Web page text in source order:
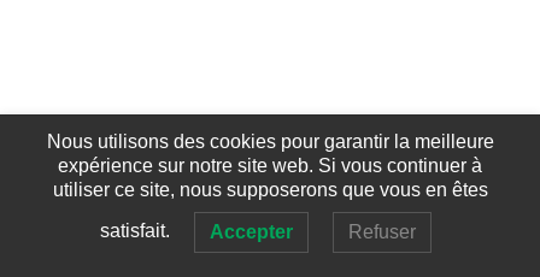
Nous utilisons des cookies pour garantir la meilleure
expérience sur notre site web. Si vous continuer à
utiliser ce site, nous supposerons que vous en êtes
satisfait. Accepter Refuser